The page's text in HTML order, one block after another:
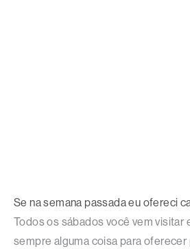
Se na semana passada eu ofereci
Todos os sábados você vem visitar
sempre alguma coisa para oferecer